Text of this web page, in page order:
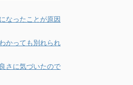
なったことが原因
かっても別れられ
さに気づいたので